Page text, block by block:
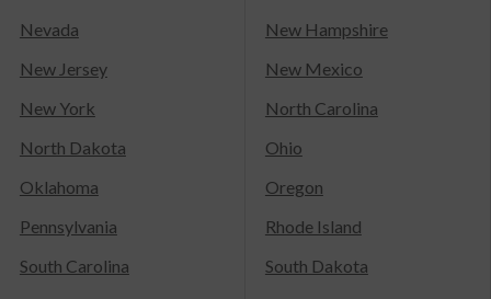
Nevada
New Hampshire
New Jersey
New Mexico
New York
North Carolina
North Dakota
Ohio
Oklahoma
Oregon
Pennsylvania
Rhode Island
South Carolina
South Dakota